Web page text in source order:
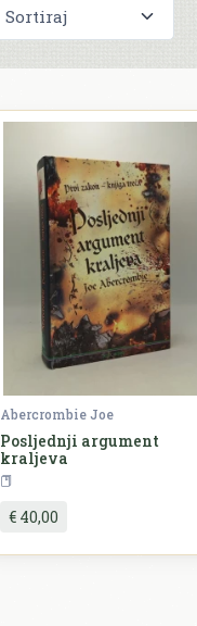
Abercrombie Joe
Posljednji argument
kraljeva
€ 40,00